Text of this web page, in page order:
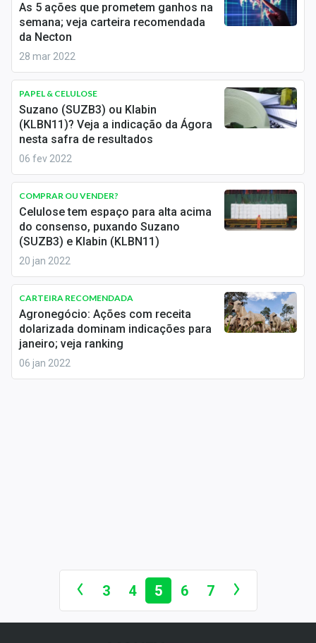
Marketing
Tecnologia
Conteúdo de Marca
Sobre
Expediente
Contato
As 5 ações que prometem ganhos na
semana; veja carteira recomendada
da Necton
28 mar 2022
PAPEL & CELULOSE
Suzano (SUZB3) ou Klabin
(KLBN11)? Veja a indicação da Ágora
nesta safra de resultados
06 fev 2022
COMPRAR OU VENDER?
Celulose tem espaço para alta acima
do consenso, puxando Suzano
(SUZB3) e Klabin (KLBN11)
20 jan 2022
CARTEIRA RECOMENDADA
Agronegócio: Ações com receita
dolarizada dominam indicações para
janeiro; veja ranking
06 jan 2022
3 4 5 6 7